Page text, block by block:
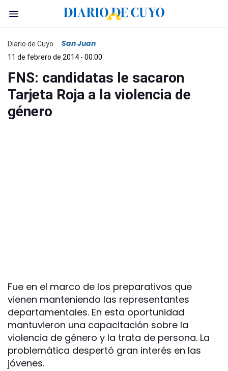
Diario de Cuyo San Juan
11 de febrero de 2014 - 00:00
FNS: candidatas le sacaron
Tarjeta Roja a la violencia de
género
Fue en el marco de los preparativos que
vienen manteniendo las representantes
departamentales. En esta oportunidad
mantuvieron una capacitación sobre la
violencia de género y la trata de persona. La
problemática despertó gran interés en las
jóvenes.